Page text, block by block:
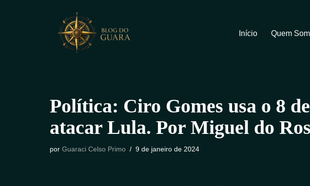
Início Quem
Política: Ciro Gomes usa o 8
atacar Lula. Por Miguel do
por Guaraci Celso Primo 9 de janeiro de 2024